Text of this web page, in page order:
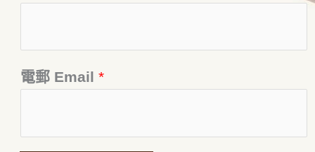
電郵 Email *